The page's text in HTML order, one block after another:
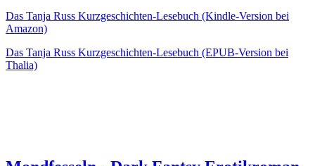
Das Tanja Russ Kurzgeschichten-Lesebuch (Kindle-Version bei
Amazon)
Das Tanja Russ Kurzgeschichten-Lesebuch (EPUB-Version bei
Thalia)